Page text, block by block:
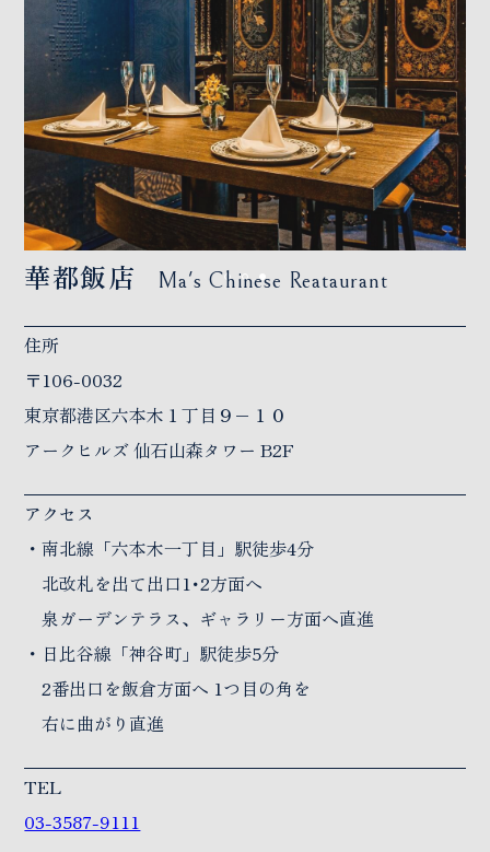
華都飯店 Ma's Chinese Reataurant
住所
〒106-0032
東京都港区六本木１丁目９−１０
アークヒルズ 仙石山森タワー B2F
アクセス
・南北線「六本木一丁目」駅徒歩4分
北改札を出て出口1･2方面へ
泉ガーデンテラス、ギャラリー方面へ直進
・日比谷線「神谷町」駅徒歩5分
2番出口を飯倉方面へ 1つ目の角を
右に曲がり直進
TEL
03-3587-9111